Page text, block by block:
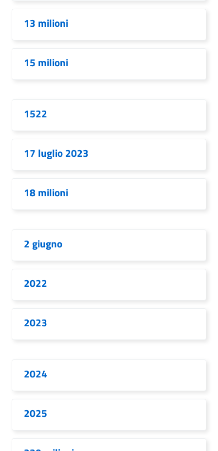
13 milioni
15 milioni
1522
17 luglio 2023
18 milioni
2 giugno
2022
2023
2024
2025